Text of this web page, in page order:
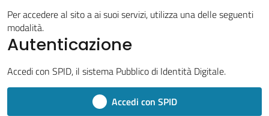
Vivere
Imola
Per accedere al sito a ai suoi servizi, utilizza una delle seguenti
modalità.
Autenticazione
Accedi con SPID, il sistema Pubblico di Identità Digitale.
Accedi con SPID